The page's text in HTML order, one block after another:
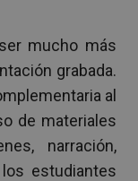
mucho más
grabada.
al
de materiales
narración,
estudiantes